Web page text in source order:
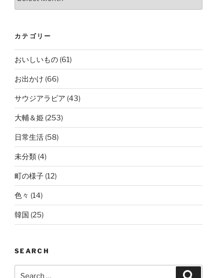
カテゴリー
おいしいもの (61)
お出かけ (66)
サウジアラビア (43)
大輔＆姫 (253)
日常生活 (58)
未分類 (4)
町の様子 (12)
色々 (14)
韓国 (25)
SEARCH